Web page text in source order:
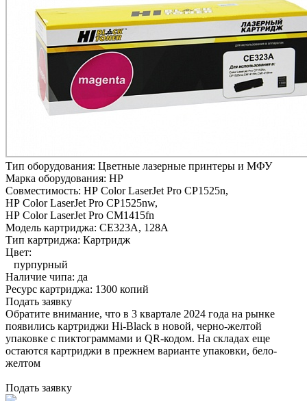
Тип оборудования: Цветные лазерные принтеры и МФУ
Марка оборудования: HP
Совместимость: HP Color LaserJet Pro CP1525n,
HP Color LaserJet Pro CP1525nw,
HP Color LaserJet Pro CM1415fn
Модель картриджа: CE323A, 128A
Тип картриджа: Картридж
Цвет:
пурпурный
Наличие чипа: да
Ресурс картриджа: 1300 копий
Подать заявку
Обратите внимание, что в 3 квартале 2024 года на рынке
появились картриджи Hi-Black в новой, черно-желтой
упаковке с пиктограммами и QR-кодом. На складах еще
остаются картриджи в прежнем варианте упаковки, бело-
желтом
Подать заявку